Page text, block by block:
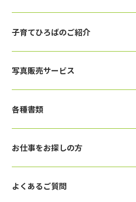
子育てひろばのご紹介
写真販売サービス
各種書類
お仕事をお探しの方
よくあるご質問